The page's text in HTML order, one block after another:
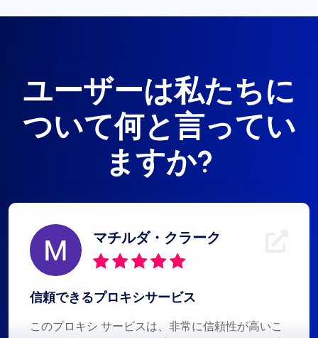
ユーザーは私たちに
ついて何と言ってい
ますか?
マチルダ・クラーク
信頼できるプロキシサービス
このプロキシ サービスは、非常に信頼性が高いこ